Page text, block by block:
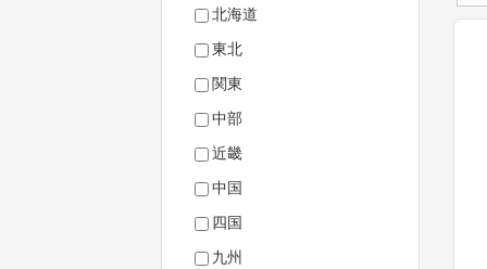
北海道
東北
関東
中部
近畿
中国
四国
九州